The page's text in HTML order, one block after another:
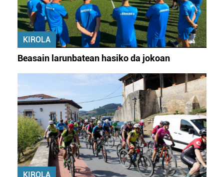
KIROLA
Beasain larunbatean hasiko da jokoan
KIROLA